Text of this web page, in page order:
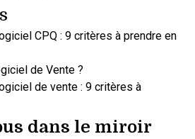
CPQ : 9 critères à prendre en
de Vente ?
de vente : 9 critères à
dans le miroir